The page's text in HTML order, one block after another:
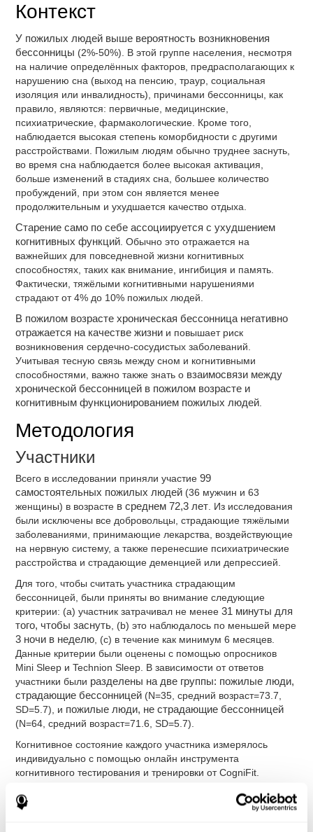
Контекст
У пожилых людей выше вероятность возникновения
бессонницы (2%-50%). В этой группе населения, несмотря
на наличие определённых факторов, предрасполагающих к
нарушению сна (выход на пенсию, траур, социальная
изоляция или инвалидность), причинами бессонницы, как
правило, являются: первичные, медицинские,
психиатрические, фармакологические. Кроме того,
наблюдается высокая степень коморбидности с другими
расстройствами. Пожилым людям обычно труднее заснуть,
во время сна наблюдается более высокая активация,
больше изменений в стадиях сна, большее количество
пробуждений, при этом сон является менее
продолжительным и ухудшается качество отдыха.
Старение само по себе ассоциируется с ухудшением
когнитивных функций . Обычно это отражается на
важнейших для повседневной жизни когнитивных
способностях, таких как внимание, ингибиция и память.
Фактически, тяжёлыми когнитивными нарушениями
страдают от 4% до 10% пожилых людей.
В пожилом возрасте хроническая бессонница негативно
отражается на качестве жизни и повышает риск
возникновения сердечно-сосудистых заболеваний.
Учитывая тесную связь между сном и когнитивными
способностями, важно также знать о взаимосвязи между
хронической бессонницей в пожилом возрасте и
когнитивным функционированием пожилых людей
Методология
Участники
Всего в исследовании приняли участие99
самостоятельных пожилых людей (36 мужчин и 63
женщины) в возрасте в среднем 72,3 лет . Из исследования
были исключены все добровольцы, страдающие тяжёлыми
заболеваниями, принимающие лекарства, воздействующие
на нервную систему, а также перенесшие психиатрические
расстройства и страдающие деменцией или депрессией.
Для того, чтобы считать участника страдающим
бессонницей, были приняты во внимание следующие
критерии: (a) участник затрачивал не менее31 минуты для
того, чтобы заснуть , (b) это наблюдалось по меньшей мере
3 ночи в неделю , (c) в течение как минимум 6 месяцев.
Данные критерии были оценены с помощью опросников
Mini Sleep и Technion Sleep. В зависимости от ответов
участники были разделены на две группы: пожилые люди,
страдающие бессонницей (N=35, средний возраст=73.7,
SD=5.7), и пожилые люди, не страдающие бессонницей
(N=64, средний возраст=71.6, SD=5.7).
Когнитивное состояние каждого участника измерялось
индивидуально с помощью онлайн инструмента
когнитивного тестирования и тренировки от CogniFit.
Анализ
Для работы с данными применялся дисперсионный анализ